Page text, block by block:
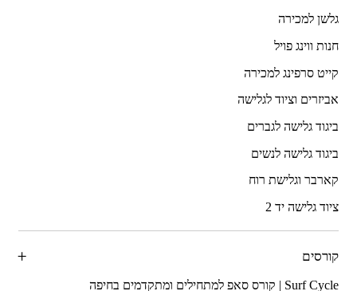
גלשן למכירה
חנות ווינג פויל
קייט סרפינג למכירה
אביזרים וציוד לגלישה
ביגוד גלישה לגברים
ביגוד גלישה לנשים
קארבר וגלישת רוח
ציוד גלישה יד 2
קורסים